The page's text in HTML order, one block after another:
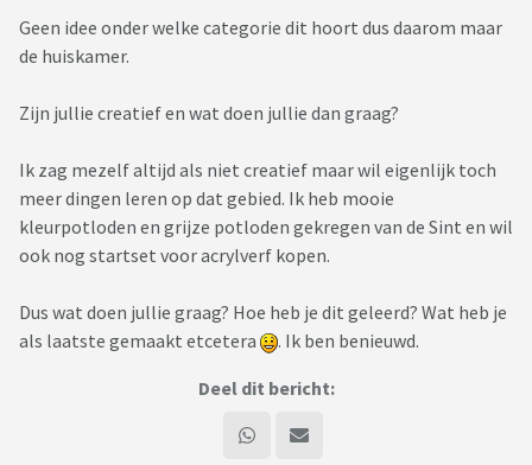
Geen idee onder welke categorie dit hoort dus daarom maar
de huiskamer.
Zijn jullie creatief en wat doen jullie dan graag?
Ik zag mezelf altijd als niet creatief maar wil eigenlijk toch
meer dingen leren op dat gebied. Ik heb mooie
kleurpotloden en grijze potloden gekregen van de Sint en wil
ook nog startset voor acrylverf kopen.
Dus wat doen jullie graag? Hoe heb je dit geleerd? Wat heb je
als laatste gemaakt etcetera
. Ik ben benieuwd.
Deel dit bericht: